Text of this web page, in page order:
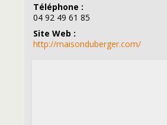
Téléphone :
04 92 49 61 85
Site Web :
http://maisonduberger.com/